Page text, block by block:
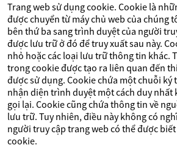
Trang web sử dụng cookie. Cookie là
được chuyển từ máy chủ web của chúng
bên thứ ba sang trình duyệt của người
được lưu trữ ở đó để truy xuất sau này.
nhỏ hoặc các loại lưu trữ thông tin khác.
trong cookie được tạo ra liên quan đến
được sử dụng. Cookie chứa một chuỗi ký
nhận diện trình duyệt một cách duy nhất
gọi lại. Cookie cũng chứa thông tin về
lưu trữ. Tuy nhiên, điều này không có
người truy cập trang web có thể được
cookie.